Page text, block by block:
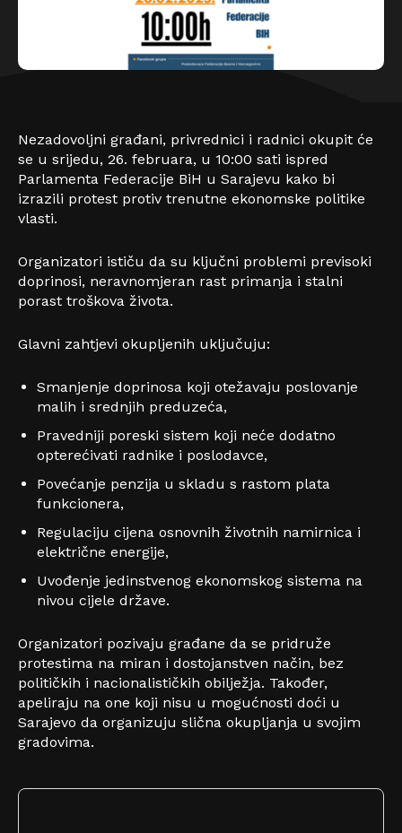
Nezadovoljni građani, privrednici i radnici okupit će
se u srijedu, 26. februara, u 10:00 sati ispred
Parlamenta Federacije BiH u Sarajevu kako bi
izrazili protest protiv trenutne ekonomske politike
vlasti.
Organizatori ističu da su ključni problemi previsoki
doprinosi, neravnomjeran rast primanja i stalni
porast troškova života.
Glavni zahtjevi okupljenih uključuju:
Smanjenje doprinosa koji otežavaju poslovanje
malih i srednjih preduzeća,
Pravedniji poreski sistem koji neće dodatno
opterećivati radnike i poslodavce,
Povećanje penzija u skladu s rastom plata
funkcionera,
Regulaciju cijena osnovnih životnih namirnica i
električne energije,
Uvođenje jedinstvenog ekonomskog sistema na
nivou cijele države.
Organizatori pozivaju građane da se pridruže
protestima na miran i dostojanstven način, bez
političkih i nacionalističkih obilježja. Također,
apeliraju na one koji nisu u mogućnosti doći u
Sarajevo da organizuju slična okupljanja u svojim
gradovima.